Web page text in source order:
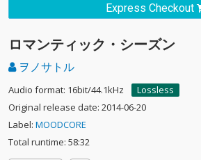
Express Checkout
ロマンティック・シーズン
ヲノサトル
Audio format: 16bit/44.1kHz
Lossless
Original release date: 2014-06-20
Label: MOODCORE
Total runtime: 58:32